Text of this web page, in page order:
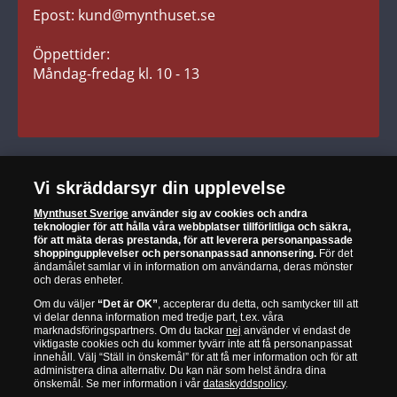
Reklamation
Retur
Epost: kund@mynthuset.se
Öppettider:
Måndag-fredag kl. 10 - 13
När du är nöjd är vi nöjda
30 dagars öppet köp
Alltid garanti för äkthet och kvalitet
Mynthuset är officiell distributör för Det Kungliga
Brittiska Myntverket, Det Statliga Franska Myntverket,
Vi skräddarsyr din upplevelse
Mynthuset Sverige använder sig av cookies och andra
teknologier för att hålla våra webbplatser tillförlitliga och säkra,
för att mäta deras prestanda, för att leverera personanpassade
shoppingupplevelser och personanpassad annonsering. För det
ändamålet samlar vi in information om användarna, deras mönster
och deras enheter.
Om du väljer“Det är OK”, accepterar du detta, och samtycker till att
vi delar denna information med tredje part, t.ex. våra
marknadsföringspartners. Om du tackarnej använder vi endast de
viktigaste cookies och du kommer tyvärr inte att få personanpassat
innehåll. Välj “Ställ in önskemål” för att få mer information och för att
administrera dina alternativ. Du kan när som helst ändra dina
önskemål. Se mer information i vårdataskyddspolicy.